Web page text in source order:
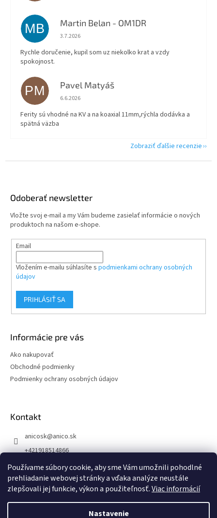
Používame súbory cookie, aby sme Vám umožnili pohodlné
prehliadanie webovej stránky a vďaka analýze neustále
zlepšovali jej funkcie, výkon a použiteľnosť.Viac informácií
Nastavenie
MB Martin Belan - OM1DR
Hodnotenie obchodu je 5 z 5 hviezdičiek.
3.7.2026
Rychle doručenie, kupil som uz niekolko krat a vzdy
spokojnost.
PM Pavel Matyáš
Hodnotenie obchodu je 5 z 5 hviezdičiek.
6.6.2026
Ferity sú vhodné na KV a na koaxial 11mm,rýchla dodávka a
spätná väzba
Zobraziť ďalšie recenzie
Odoberať newsletter
Vložte svoj e-mail a my Vám budeme zasielať informácie o nových
produktoch na našom e-shope.
Email
Vložením e-mailu súhlasíte s podmienkami ochrany osobných
údajov
PRIHLÁSIŤ SA
Informácie pre vás
Ako nakupovať
Obchodné podmienky
Podmienky ochrany osobných údajov
Kontakt
anicosk@anico.sk
+421918514866
ANICO Slovakia
anico_slovakia
Vytvoril Shoptet